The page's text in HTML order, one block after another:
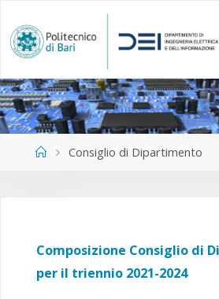
contenuto
HomeConsiglio di Dipartimento
Composizione Consiglio di
per il triennio 2021-2024